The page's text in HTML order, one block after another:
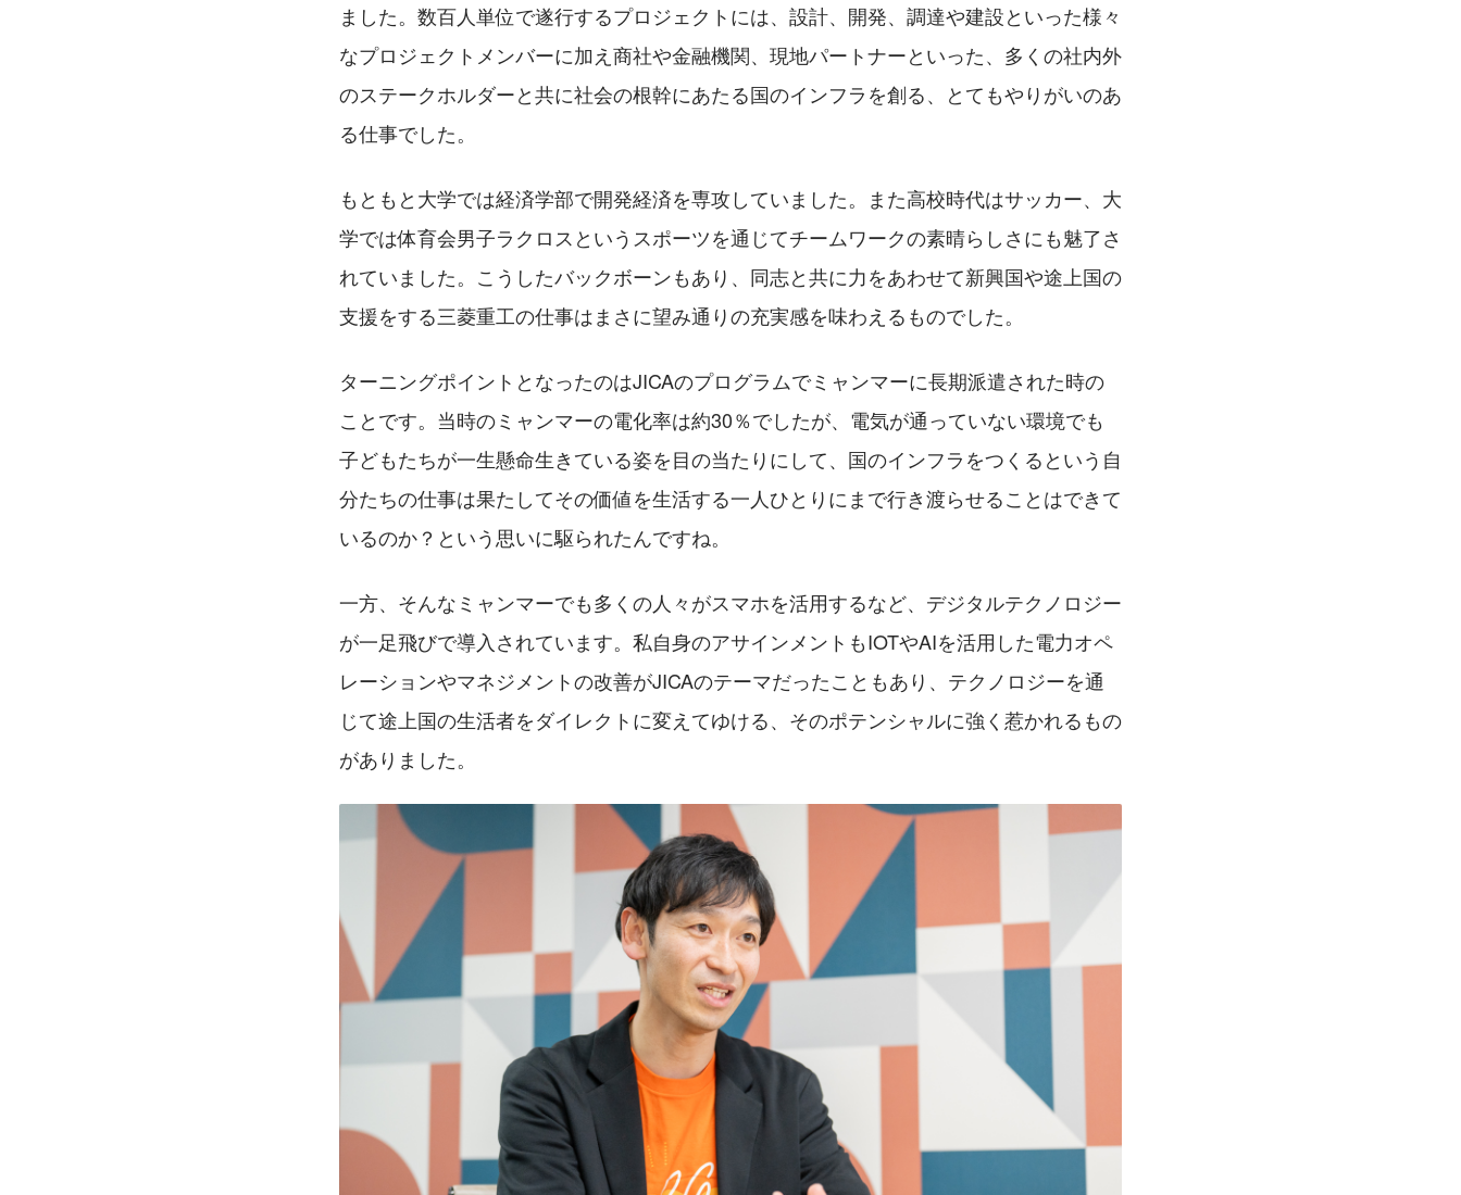
ました。数百人単位で遂行するプロジェクトには、設計、開発、調達や建設といった様々
なプロジェクトメンバーに加え商社や金融機関、現地パートナーといった、多くの社内外
のステークホルダーと共に社会の根幹にあたる国のインフラを創る、とてもやりがいのあ
る仕事でした。
もともと大学では経済学部で開発経済を専攻していました。また高校時代はサッカー、大
学では体育会男子ラクロスというスポーツを通じてチームワークの素晴らしさにも魅了さ
れていました。こうしたバックボーンもあり、同志と共に力をあわせて新興国や途上国の
支援をする三菱重工の仕事はまさに望み通りの充実感を味わえるものでした。
ターニングポイントとなったのはJICAのプログラムでミャンマーに長期派遣された時の
ことです。当時のミャンマーの電化率は約30％でしたが、電気が通っていない環境でも
子どもたちが一生懸命生きている姿を目の当たりにして、国のインフラをつくるという自
分たちの仕事は果たしてその価値を生活する一人ひとりにまで行き渡らせることはできて
いるのか？という思いに駆られたんですね。
一方、そんなミャンマーでも多くの人々がスマホを活用するなど、デジタルテクノロジー
が一足飛びで導入されています。私自身のアサインメントもIOTやAIを活用した電力オペ
レーションやマネジメントの改善がJICAのテーマだったこともあり、テクノロジーを通
じて途上国の生活者をダイレクトに変えてゆける、そのポテンシャルに強く惹かれるもの
がありました。